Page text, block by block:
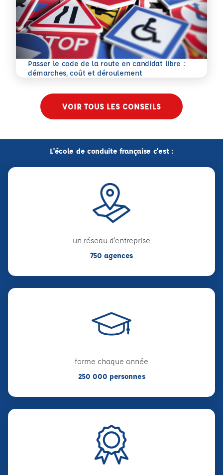
Passer le code de la route en candidat libre :
démarches, coût et déroulement
En savoir plus
VOIR TOUS LES CONSEILS
L'école de conduite française c'est :
un réseau d'entreprise
750 agences
forme chaque année
250 000 personnes